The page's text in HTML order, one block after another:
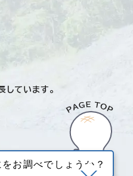
ています。